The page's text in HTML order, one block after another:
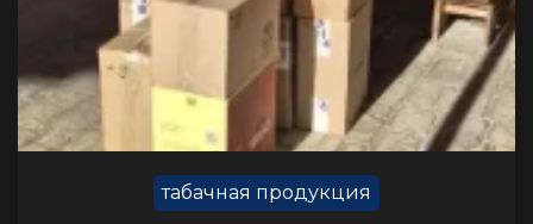
табачная продукция